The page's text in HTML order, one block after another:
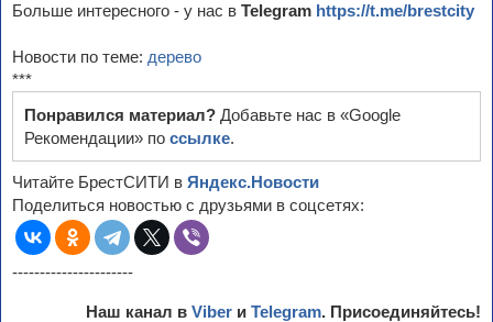
Больше интересного - у нас в Telegram https://t.me/brestcity
Новости по теме: дерево
***
Понравился материал? Добавьте нас в «Google
Рекомендации» по ссылке.
Читайте БрестСИТИ в Яндекс.Новости
Поделиться новостью с друзьями в соцсетях:
----------------------
Наш канал в Viber и Telegram. Присоединяйтесь!